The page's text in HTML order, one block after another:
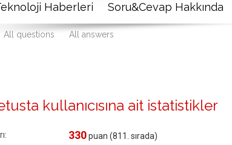
Haberleri Soru&Cevap Hakkında
All questions All answers
kullanıcısına ait istatistikler
330puan (811 . sırada)